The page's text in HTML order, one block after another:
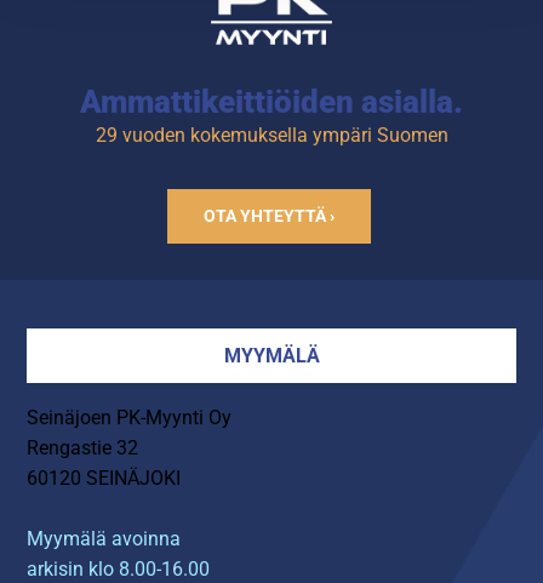
Ammattikeittiöiden asialla.
29 vuoden kokemuksella ympäri Suomen
OTA YHTEYTTÄ ›
MYYMÄLÄ
Seinäjoen PK-Myynti Oy
Rengastie 32
60120 SEINÄJOKI
Myymälä avoinna
arkisin klo 8.00-16.00